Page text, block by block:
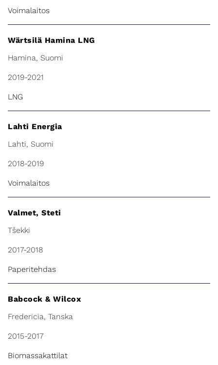
Voimalaitos
Wärtsilä Hamina LNG
Hamina, Suomi
2019-2021
LNG
Lahti Energia
Lahti, Suomi
2018-2019
Voimalaitos
Valmet, Steti
Tšekki
2017-2018
Paperitehdas
Babcock & Wilcox
Fredericia, Tanska
2015-2017
Biomassakattilat